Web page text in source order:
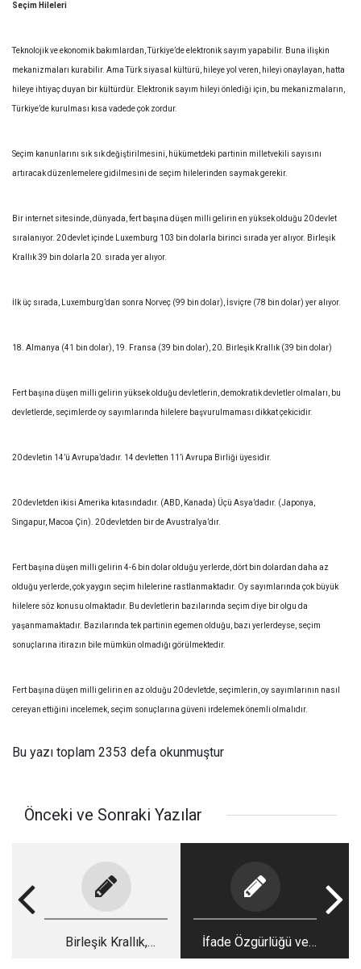
Seçim Hileleri
Teknolojik ve ekonomik bakımlardan, Türkiye’de elektronik sayım yapabilir. Buna ilişkin
mekanizmaları kurabilir. Ama Türk siyasal kültürü, hileye yol veren, hileyi onaylayan, hatta
hileye ihtiyaç duyan bir kültürdür. Elektronik sayım hileyi önlediği için, bu mekanizmaların,
Türkiye’de kurulması kısa vadede çok zordur.
Seçim kanunlarını sık sık değiştirilmesini, hükümetdeki partinin milletvekili sayısını
artıracak düzenlemelere gidilmesini de seçim hilelerinden saymak gerekir.
Bir internet sitesinde, dünyada, fert başına düşen milli gelirin en yüksek olduğu 20 devlet
sıralanıyor. 20 devlet içinde Luxemburg 103 bin dolarla birinci sırada yer alıyor. Birleşik
Krallık 39 bin dolarla 20. sırada yer alıyor.
İlk üç sırada, Luxemburg’dan sonra Norveç (99 bin dolar), İsviçre (78 bin dolar) yer alıyor.
18. Almanya (41 bin dolar), 19. Fransa (39 bin dolar), 20. Birleşik Krallık (39 bin dolar)
Fert başına düşen milli gelirin yüksek olduğu devletlerin, demokratik devletler olmaları, bu
devletlerde, seçimlerde oy sayımlarında hilelere başvurulmaması dikkat çekicidir.
20 devletin 14’ü Avrupa’dadır. 14 devletten 11’i Avrupa Birliği üyesidir.
20 devletden ikisi Amerika kıtasındadır. (ABD, Kanada) Üçü Asya’dadır. (Japonya,
Singapur, Macoa Çin). 20 devletden bir de Avustralya’dır.
Fert başına düşen milli gelirin 4-6 bin dolar olduğu yerlerde, dört bin dolardan daha az
olduğu yerlerde, çok yaygın seçim hilelerine rastlanmaktadır. Oy sayımlarında çok büyük
hilelere söz konusu olmaktadır. Bu devletlerin bazılarında seçim diye bir olgu da
yaşanmamaktadır. Bazılarında tek partinin egemen olduğu, bazı yerlerdeyse, seçim
sonuçlarına itirazın bile mümkün olmadığı görülmektedir.
Fert başına düşen milli gelirin en az olduğu 20 devletde, seçimlerin, oy sayımlarının nasıl
cereyan ettiğini incelemek, seçim sonuçlarına güveni irdelemek önemli olmalıdır.
Bu yazı toplam 2353 defa okunmuştur
Önceki ve Sonraki Yazılar
Birleşik Krallık,
İfade Özgürlüğü ve
ABD